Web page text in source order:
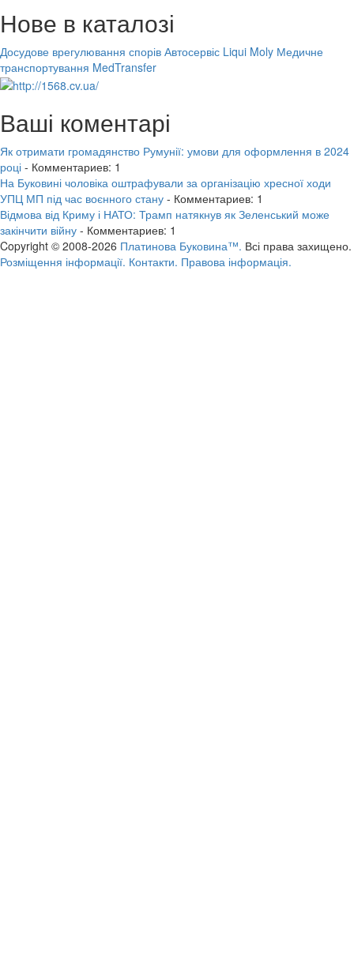
Нове в каталозі
Досудове врегулювання спорів Автосервіс Liqui Moly Медичне
транспортування MedTransfer
Ваші коментарі
Як отримати громадянство Румунії: умови для оформлення в 2024
році - Комментариев: 1
На Буковині чоловіка оштрафували за організацію хресної ходи
УПЦ МП під час воєнного стану - Комментариев: 1
Відмова від Криму і НАТО: Трамп натякнув як Зеленський може
закінчити війну - Комментариев: 1
Copyright © 2008-2026 Платинова Буковина™. Всі права захищено.
Розміщення інформації. Контакти. Правова інформація.